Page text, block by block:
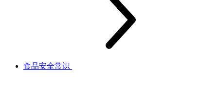
食品安全常识